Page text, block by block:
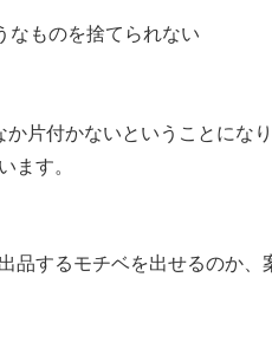
なものを捨てられない
片付かないということになり
ます。
品するモチベを出せるのか、